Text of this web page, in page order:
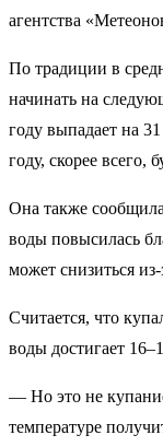
агентства
По традиции в
начинать на
году выпадает на
году, скорее всего,
Она также
воды повысилась
может снизиться
Считается, что
воды достигает
— Но это не
температуре